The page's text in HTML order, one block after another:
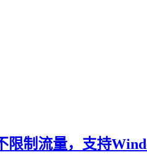
限制流量，支持